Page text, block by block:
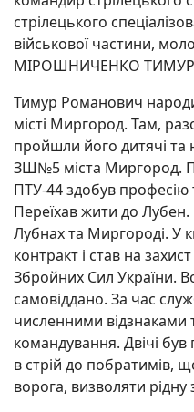
стрілецького
військової частини,
МІРОШНИЧЕНКО
Тимур Романович
місті Миргород. Там,
пройшли його дитячі та
ЗШ№5 міста Миргород.
ПТУ-44 здобув професію
Переїхав жити до
Лубнах та Миргороді. У
контракт і став на
Збройних Сил України.
самовіддано. За час
численними відзнаками
командування. Двічі
в стрій до побратимів,
ворога, визволяти